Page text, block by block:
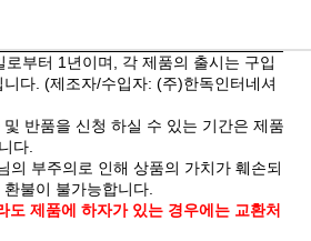
로부터 1년이며, 각 제품의 출시는 구입
다. (제조자/수입자: (주)한독인터네셔
반품을 신청 하실 수 있는 기간은 제품
다.
의 부주의로 인해 상품의 가치가 훼손되
불이 불가능합니다.
도 제품에 하자가 있는 경우에는 교환처